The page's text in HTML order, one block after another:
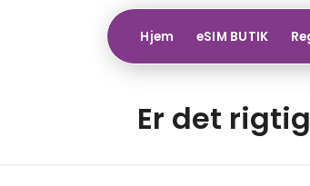
Hjem eSIM BUTIK
Er det